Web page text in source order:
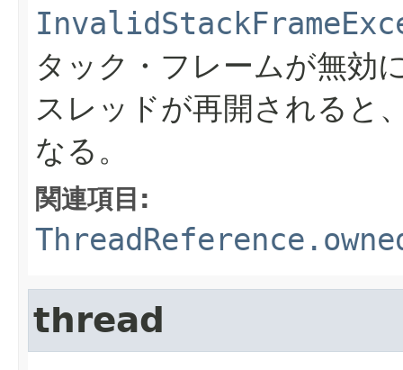
タック・フレームが無効
スレッドが再開されると
なる。
関連項目:
thread